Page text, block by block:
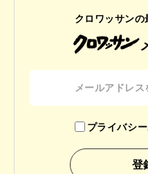
クロワッサン
プライバシ